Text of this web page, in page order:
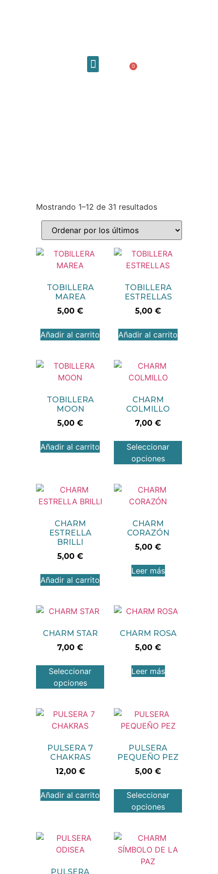
€0
Mostrando 1–12 de 31 resultados
TOBILLERA
MAREA
5,00 €
Añadir al carrito
TOBILLERA
ESTRELLAS
5,00 €
Añadir al carrito
TOBILLERA
MOON
5,00 €
Añadir al carrito
CHARM
COLMILLO
7,00 €
Seleccionar
opciones
CHARM
ESTRELLA
BRILLI
5,00 €
Añadir al carrito
CHARM
CORAZÓN
5,00 €
Leer más
CHARM STAR
7,00 €
Seleccionar
opciones
CHARM ROSA
5,00 €
Leer más
PULSERA 7
CHAKRAS
12,00 €
Añadir al carrito
PULSERA
PEQUEÑO PEZ
5,00 €
Seleccionar
opciones
PULSERA